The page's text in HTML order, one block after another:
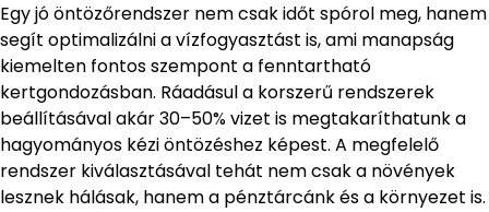
Egy jó öntözőrendszer nem csak időt spórol meg, hanem
segít optimalizálni a vízfogyasztást is, ami manapság
kiemelten fontos szempont a fenntartható
kertgondozásban. Ráadásul a korszerű rendszerek
beállításával akár 30–50% vizet is megtakaríthatunk a
hagyományos kézi öntözéshez képest. A megfelelő
rendszer kiválasztásával tehát nem csak a növények
lesznek hálásak, hanem a pénztárcánk és a környezet is.